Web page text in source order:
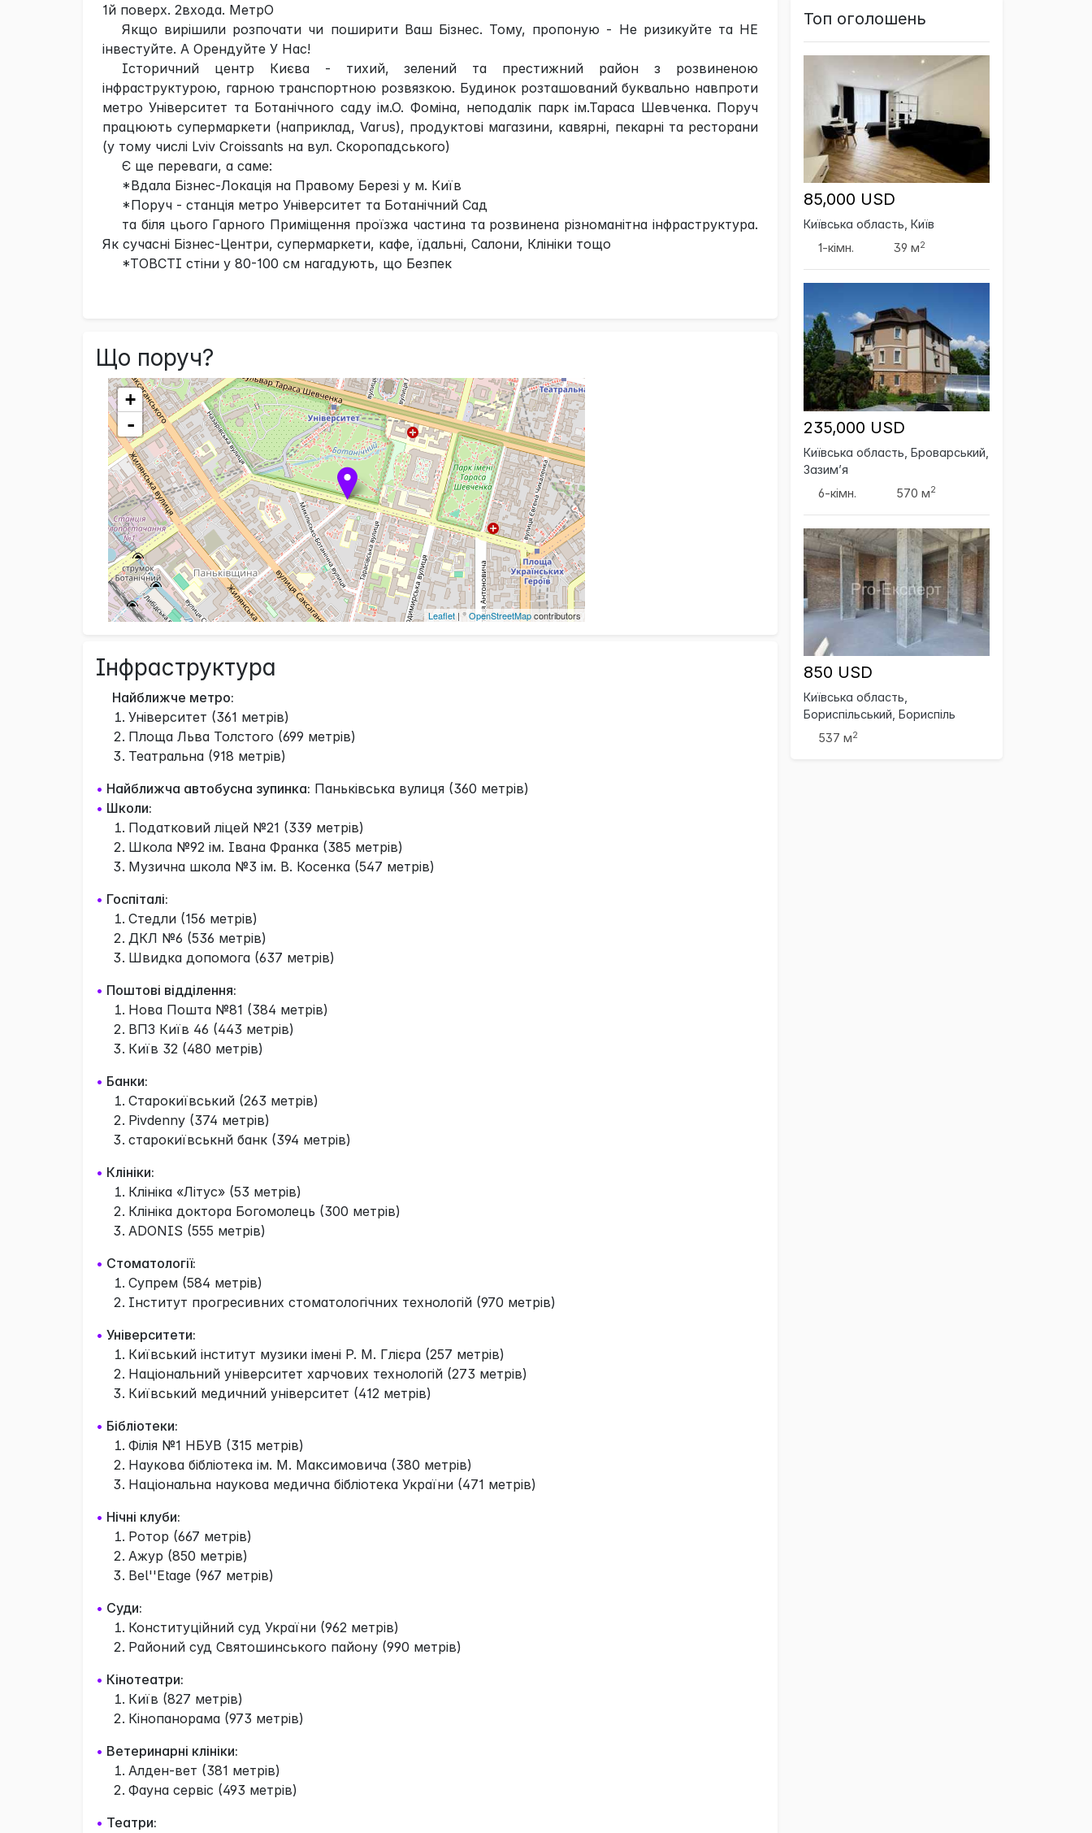
1й поверх. 2входа. МетрО
Якщо вирішили розпочати чи поширити Ваш Бізнес. Тому, пропоную - Не ризикуйте та НЕ
інвестуйте. А Орендуйте У Нас!
Історичний центр Києва - тихий, зелений та престижний район з розвиненою
інфраструктурою, гарною транспортною розвязкою. Будинок розташований буквально навпроти
метро Університет та Ботанічного саду ім.О. Фоміна, неподалік парк ім.Тараса Шевченка. Поруч
працюють супермаркети (наприклад, Varus), продуктові магазини, кавярні, пекарні та ресторани
(у тому числі Lviv Croissants на вул. Скоропадського)
Є ще переваги, а саме:
*Вдала Бізнес-Локація на Правому Березі у м. Київ
*Поруч - станція метро Університет та Ботанічний Сад
та біля цього Гарного Приміщення проїзжа частина та розвинена різноманітна інфраструктура.
Як сучасні Бізнес-Центри, супермаркети, кафе, їдальні, Салони, Клініки тощо
*ТОВСТІ стіни у 80-100 см нагадують, що Безпек
Що поруч?
+
-
Leaflet | ©OpenStreetMapcontributors
Інфраструктура
Найближче метро:
Університет (361 метрів)
Площа Льва Толстого (699 метрів)
Театральна (918 метрів)
• Найближча автобусна зупинка: Паньківська вулиця (360 метрів)
• Школи:
Податковий ліцей №21 (339 метрів)
Школа №92 ім. Івана Франка (385 метрів)
Музична школа №3 ім. В. Косенка (547 метрів)
• Госпіталі:
Стедли (156 метрів)
ДКЛ №6 (536 метрів)
Швидка допомога (637 метрів)
• Поштові відділення:
Нова Пошта №81 (384 метрів)
ВПЗ Київ 46 (443 метрів)
Київ 32 (480 метрів)
• Банки:
Старокиївський (263 метрів)
Pivdenny (374 метрів)
старокиївськнй банк (394 метрів)
• Клініки:
Клініка «Літус» (53 метрів)
Клініка доктора Богомолець (300 метрів)
ADONIS (555 метрів)
• Стоматології:
Супрем (584 метрів)
Інститут прогресивних стоматологічних технологій (970 метрів)
• Університети:
Київський інститут музики імені Р. М. Глієра (257 метрів)
Національний університет харчових технологій (273 метрів)
Київський медичний університет (412 метрів)
• Бібліотеки:
Філія №1 НБУВ (315 метрів)
Наукова бібліотека ім. М. Максимовича (380 метрів)
Національна наукова медична бібліотека України (471 метрів)
• Нічні клуби:
Ротор (667 метрів)
Ажур (850 метрів)
Bel''Etage (967 метрів)
• Суди:
Конституційний суд України (962 метрів)
Районий суд Святошинського пайону (990 метрів)
• Кінотеатри:
Київ (827 метрів)
Кінопанорама (973 метрів)
• Ветеринарні клініки:
Алден-вет (381 метрів)
Фауна сервіс (493 метрів)
• Театри:
Топ оголошень
85,000 USD
Київська область, Київ
1-кімн.
39 м2
235,000 USD
Київська область, Броварський,
Зазим’я
6-кімн.
570 м2
850 USD
Київська область,
Бориспільський, Бориспіль
537 м2